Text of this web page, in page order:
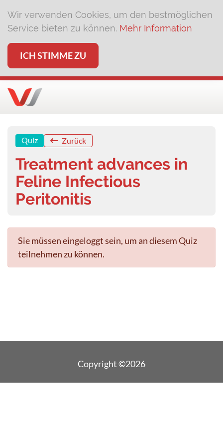
Wir verwenden Cookies, um den bestmöglichen
Service bieten zu können. Mehr Information
ICH STIMME ZU
Quiz Zurück
Treatment advances in
Feline Infectious
Peritonitis
Sie müssen eingeloggt sein, um an diesem Quiz
teilnehmen zu können.
Copyright ©2026